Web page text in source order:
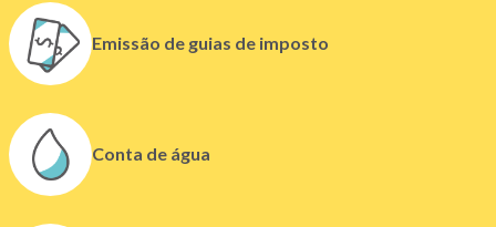
e
e
o
v
Emissão de guias de imposto
Conta de água